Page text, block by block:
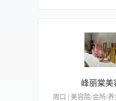
峰丽棠美
周口 | 美容院/会所/养